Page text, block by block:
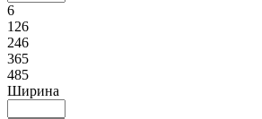
6
126
246
365
485
Ширина